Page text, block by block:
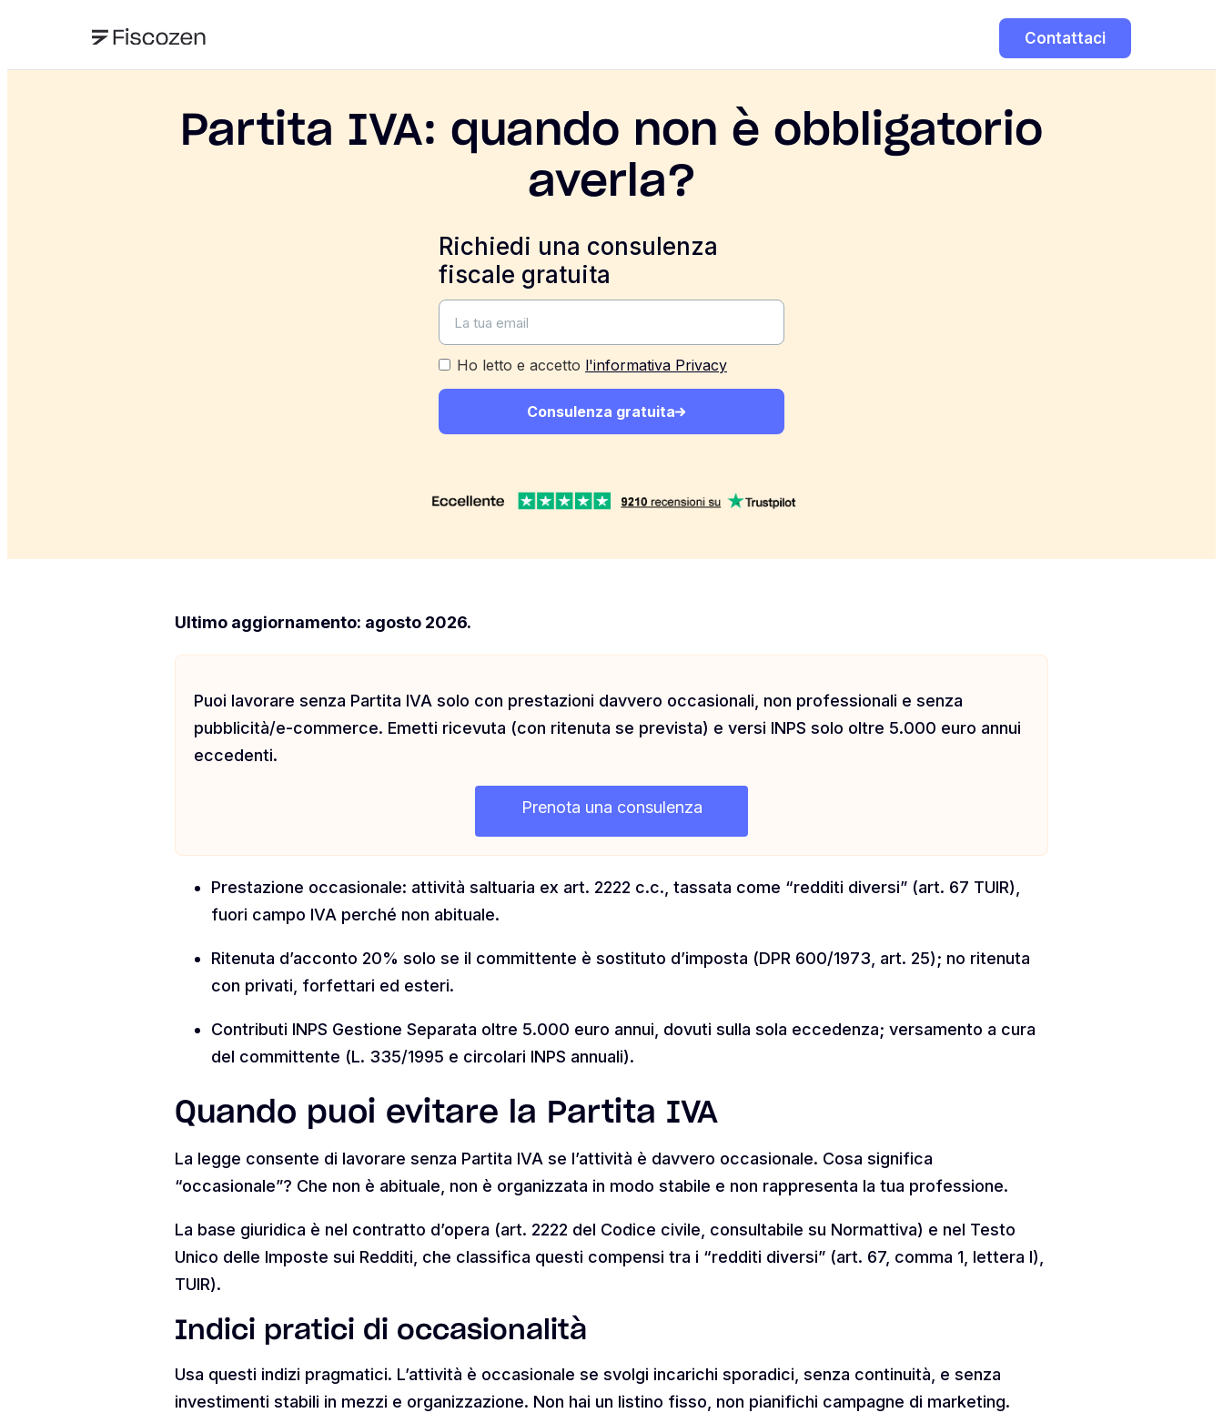
Contattaci
Partita IVA: quando non è obbligatorio
averla?
Richiedi una consulenza
fiscale gratuita
Ho letto e accetto l'informativa Privacy
Consulenza gratuita
Ultimo aggiornamento: agosto 2026.
Puoi lavorare senza Partita IVA solo con prestazioni davvero occasionali, non professionali e senza
pubblicità/e-commerce. Emetti ricevuta (con ritenuta se prevista) e versi INPS solo oltre 5.000 euro annui
eccedenti.
Prenota una consulenza
Prestazione occasionale: attività saltuaria ex art. 2222 c.c., tassata come “redditi diversi” (art. 67 TUIR),
fuori campo IVA perché non abituale.
Ritenuta d’acconto 20% solo se il committente è sostituto d’imposta (DPR 600/1973, art. 25); no ritenuta
con privati, forfettari ed esteri.
Contributi INPS Gestione Separata oltre 5.000 euro annui, dovuti sulla sola eccedenza; versamento a cura
del committente (L. 335/1995 e circolari INPS annuali).
Quando puoi evitare la Partita IVA
La legge consente di lavorare senza Partita IVA se l’attività è davvero occasionale. Cosa significa
“occasionale”? Che non è abituale, non è organizzata in modo stabile e non rappresenta la tua professione.
La base giuridica è nel contratto d’opera (art. 2222 del Codice civile, consultabile su Normattiva) e nel Testo
Unico delle Imposte sui Redditi, che classifica questi compensi tra i “redditi diversi” (art. 67, comma 1, lettera l),
TUIR).
Indici pratici di occasionalità
Usa questi indizi pragmatici. L’attività è occasionale se svolgi incarichi sporadici, senza continuità, e senza
investimenti stabili in mezzi e organizzazione. Non hai un listino fisso, non pianifichi campagne di marketing.